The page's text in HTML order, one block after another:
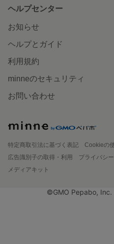
ヘルプセンター
お知らせ
ヘルプとガイド
利用規約
minneのセキュリティ
お問い合わせ
特定商取引法に基づく表記
Cookieの
広告識別子の取得・利用
プライバシ
メディアキット
©GMO Pepabo,